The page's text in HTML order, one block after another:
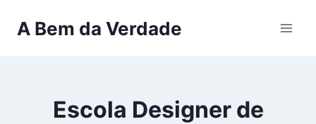
paraA Bem da Verdade
Escola Designer de